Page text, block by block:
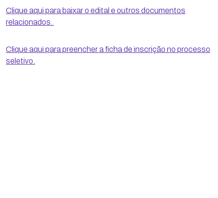
Clique aqui para baixar o edital e outros documentos
relacionados.
Clique aqui para preencher a ficha de inscrição no processo
seletivo.